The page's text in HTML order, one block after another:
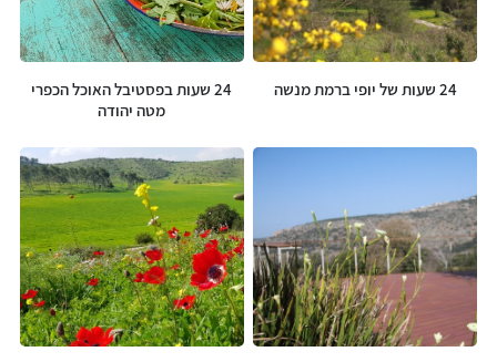
24 שעות של יופי ברמת מנשה
24 שעות בפסטיבל האוכל הכפרי
מטה יהודה